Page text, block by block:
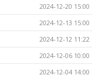
2024-12-20 15:00
2024-12-13 15:00
2024-12-12 11:22
2024-12-06 10:00
2024-12-04 14:00